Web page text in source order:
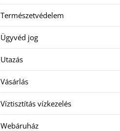
Természetvédelem
Ügyvéd jog
Utazás
Vásárlás
Víztisztítás vízkezelés
Webáruház